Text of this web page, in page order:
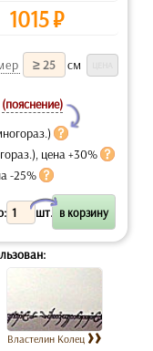
1015₽
см
(пояснение)
Y
цена +30%
-25%
шт.
X
Властелин Колец